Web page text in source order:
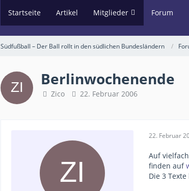
Startseite Artikel Mitglieder Forum
Südfußball – Der Ball rollt in den südlichen Bundesländern
Berlinwochenende
Zico 22. Februar 2006
22. Februar
Auf
finden auf
Die 3